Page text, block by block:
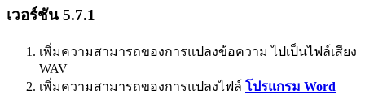
เวอร์ชัน 5.7.1
เพิ่มความสามารถของการแปลงข้อความ ไปเป็นไฟล์เสียง
WAV
เพิ่มความสามารถของการแปลงไฟล์ โปรแกรม Word